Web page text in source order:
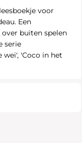
voor
Een
buiten spelen
serie
wei', 'Coco in het